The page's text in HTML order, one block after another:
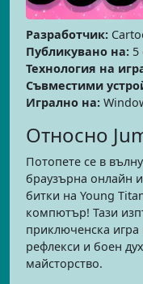
Разработчик:
Публикувано на: 5
Технология на
Съвместими
Игрално на:
Относно
Потопете се в
браузърна онлайн
битки на Young
компютър! Тази
приключенска
рефлекси и боен
майсторство.